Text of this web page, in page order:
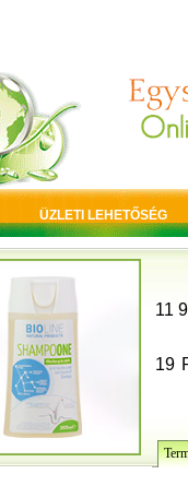
ÜZLETI LEHETŐSÉG
11
19